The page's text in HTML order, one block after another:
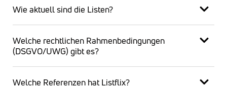
Wie aktuell sind die Listen?
Welche rechtlichen Rahmenbedingungen
(DSGVO/UWG) gibt es?
Welche Referenzen hat Listflix?